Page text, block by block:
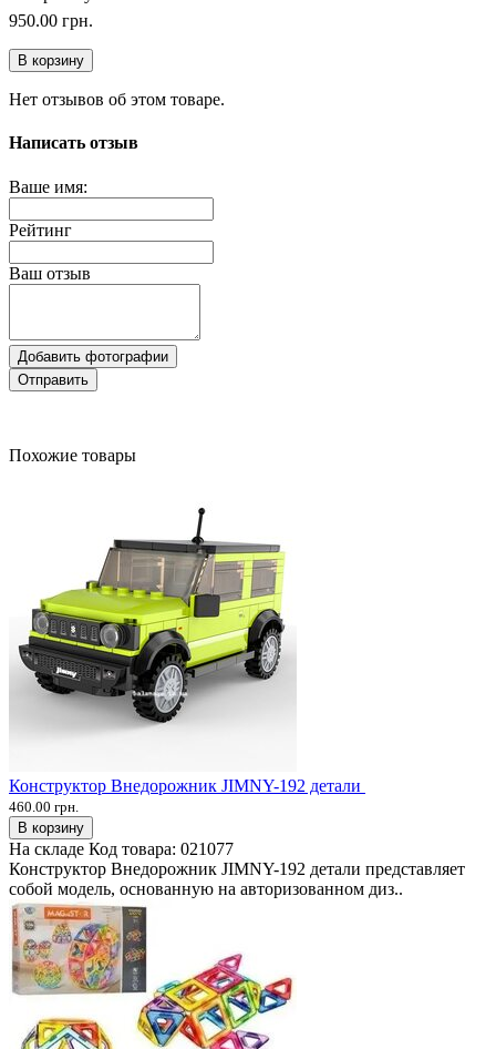
950.00 грн.
В корзину
Нет отзывов об этом товаре.
Написать отзыв
Ваше имя:
Рейтинг
Ваш отзыв
Добавить фотографии
Отправить
Похожие товары
Конструктор Внедорожник JIMNY-192 детали
460.00 грн.
В корзину
На складе Код товара: 021077
Конструктор Внедорожник JIMNY-192 детали представляет
собой модель, основанную на авторизованном диз..